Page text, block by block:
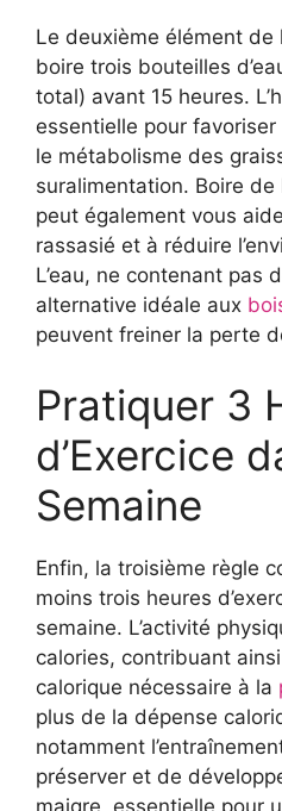
Le deuxième élément
boire trois bouteilles
total) avant 15 heures.
essentielle pour
le métabolisme des
suralimentation. Boire de
peut également vous
rassasié et à réduire
L’eau, ne contenant pas
alternative idéale aux
peuvent freiner la perte
Pratiquer 3
d’Exercice
Semaine
Enfin, la troisième règle
moins trois heures
semaine. L’activité
calories, contribuant
calorique nécessaire à la
plus de la dépense
notamment
préserver et de